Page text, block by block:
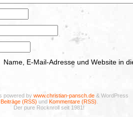
Name, E-Mail-Adresse und Website in
powered by www.christian-pansch.de& WordPress
Beiträge (RSS) und Kommentare (RSS)
Der pure Rocknroll seit 1981!